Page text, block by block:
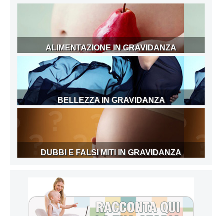
ALIMENTAZIONE IN GRAVIDANZA
BELLEZZA IN GRAVIDANZA
DUBBI E FALSI MITI IN GRAVIDANZA